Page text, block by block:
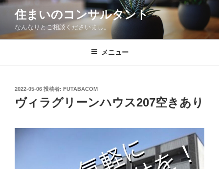
コ
ン
住まいのコンサルタント
なんなりとご相談くださいまし。
メニュー
投
日:
2022-05-06 投稿者: FUTABACOM
ヴィラグリーンハウス207空きあり